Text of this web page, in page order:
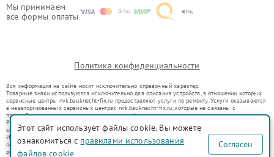
Мы принимаем
все формы оплаты
Политика конфиденциальности
Вся информация на сайте носит исключительно справочный характер.
Товарные знаки используются исключительно для описания устройств, в отношении которых
сервисные центры nvk.bauknecht-fix.ru предоставляют услуги по ремонту. Услуги оказываются
в неавторизованных сервисных центрах nvk.bauknecht-fix.ru, которые не связаны с
правообладателями товарных знаков или их официальными представителями.
Ремонт осуществляется для устройств, уже введенных в гражданский оборот в соответствии
со статьей 1487 ГК РФ.
Использование товарных знаков не преследует цели индивидуализации услуг или введения
потребителей в заблуждение, а служит для информирования о предоставляемых услугах по
ремонту техники указанных брендов.
Этот сайт использует файлы cookie. Вы можете
ознакомиться с правилами использования
файлов cookie
Согласен